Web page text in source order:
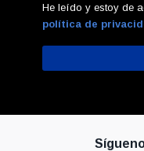
He leído y estoy de
política de